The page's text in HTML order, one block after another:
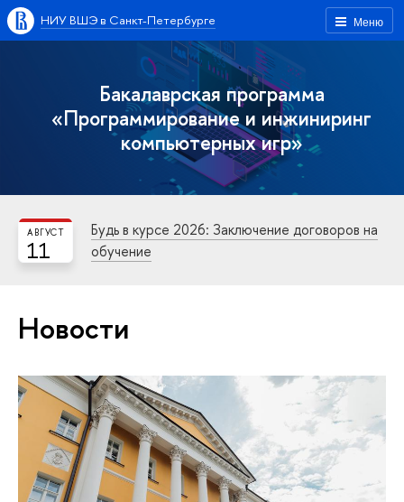
Меню
НИУ ВШЭ в Санкт-Петербурге
Бакалаврская программа
«Программирование и инжиниринг
компьютерных игр»
11
АВГУСТ
Будь в курсе 2026: Заключение договоров на
обучение
Новости